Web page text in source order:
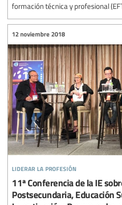
formación técnica y profesional
liderar la profesión
12 noviembre 2018
11ª Conferencia de la IE
Postsecundaria, Educación